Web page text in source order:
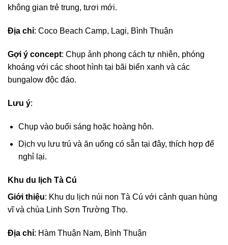
không gian trẻ trung, tươi mới.
Địa chỉ: Coco Beach Camp, Lagi, Bình Thuận
Gợi ý concept: Chụp ảnh phong cách tự nhiên, phóng
khoáng với các shoot hình tại bãi biển xanh và các
bungalow độc đáo.
Lưu ý:
Chụp vào buổi sáng hoặc hoàng hôn.
Dịch vụ lưu trú và ăn uống có sẵn tại đây, thích hợp để
nghỉ lại.
Khu du lịch Tà Cú
Giới thiệu: Khu du lịch núi non Tà Cú với cảnh quan hùng
vĩ và chùa Linh Sơn Trường Thọ.
Địa chỉ: Hàm Thuận Nam, Bình Thuận